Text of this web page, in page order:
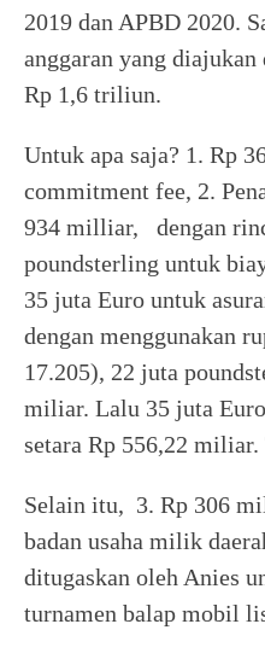
2019 dan APBD 2020.
anggaran yang
Rp 1,6 triliun.
Untuk apa saja? 1. Rp
commitment fee, 2.
934 milliar, dengan
poundsterling untuk
35 juta Euro untuk
dengan menggunakan
17.205), 22 juta
miliar. Lalu 35 juta
setara Rp 556,22
Selain itu, 3. Rp 306
badan usaha milik
ditugaskan oleh Anies
turnamen balap mobil